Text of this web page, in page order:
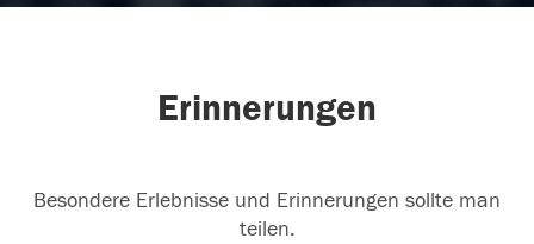
Erinnerungen
Besondere Erlebnisse und Erinnerungen sollte man
teilen.